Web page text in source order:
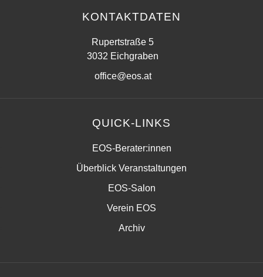
KONTAKTDATEN
Rupertstraße 5
3032 Eichgraben
office@eos.at
QUICK-LINKS
EOS-Berater:innen
Überblick Veranstaltungen
EOS-Salon
Verein EOS
Archiv